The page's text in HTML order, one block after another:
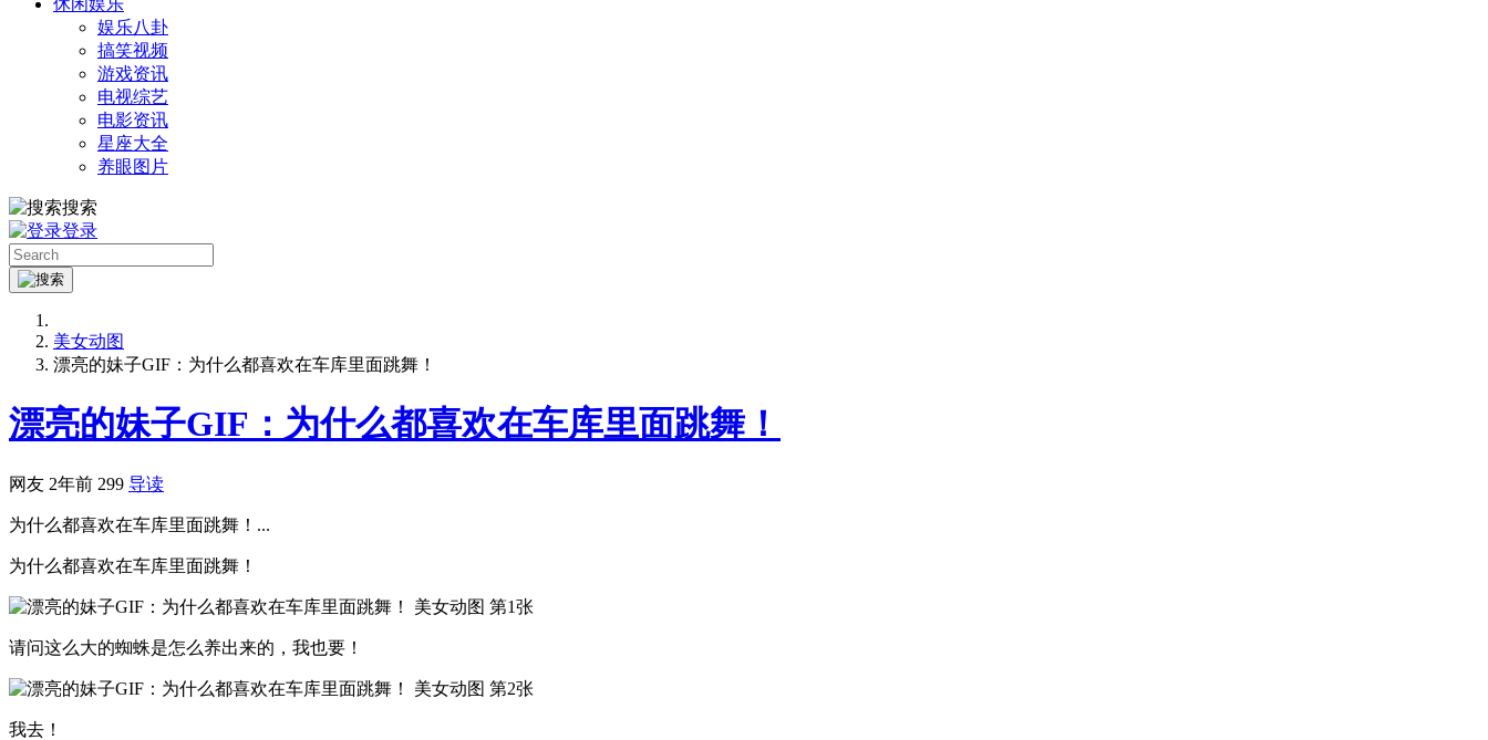
休闲娱乐
娱乐八卦
搞笑视频
游戏资讯
电视综艺
电影资讯
星座大全
养眼图片
搜索
登录
美女动图
漂亮的妹子GIF：为什么都喜欢在车库里面跳舞！
漂亮的妹子GIF：为什么都喜欢在车库里面跳舞！
网友 2年前 299 导读
为什么都喜欢在车库里面跳舞！...
为什么都喜欢在车库里面跳舞！
请问这么大的蜘蛛是怎么养出来的，我也要！
我去！